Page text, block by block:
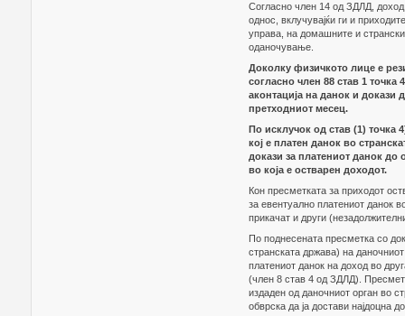
Согласно член 14 од ЗДЛД, доход
однос, вклучувајќи ги и
управа, на домашните и
оданочување.
Доколку физичкото лице е
согласно член 88 став 1
аконтација на данок и докази
претходниот месец.
По исклучок од став (1) точка
кој е платен данок во
докази за платениот данок до
во која е остварен доходот.
Кон пресметката за приходот
за евентуално платениот данок
прикачат и други
По поднесената пресметка со
странската држава) на
платениот данок на доход во
(член 8 став 4 од ЗДЛД).
издаден од даночниот орган во
обврска да ја достави најдоцна